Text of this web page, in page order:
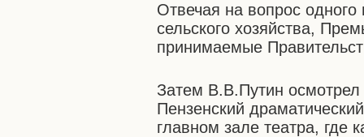
Отвечая на вопрос
сельского хозяйства,
принимаемые
Затем В.В.Путин
Пензенский
главном зале театра, где